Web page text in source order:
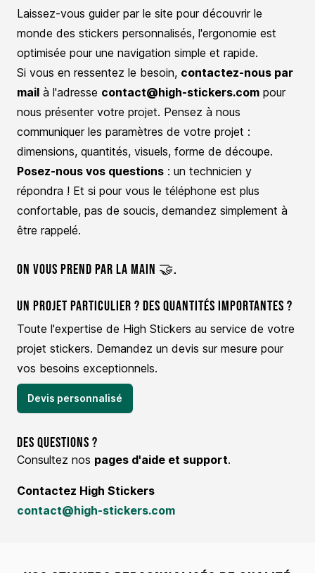
Laissez-vous guider par le site pour découvrir le
monde des stickers personnalisés, l'ergonomie est
optimisée pour une navigation simple et rapide.
Si vous en ressentez le besoin, contactez-nous par
mail à l'adresse contact@high-stickers.com pour
nous présenter votre projet. Pensez à nous
communiquer les paramètres de votre projet :
dimensions, quantités, visuels, forme de découpe.
Posez-nous vos questions : un technicien y
répondra ! Et si pour vous le téléphone est plus
confortable, pas de soucis, demandez simplement à
être rappelé.
On vous prend par la main 🤝.
Un projet particulier ? Des quantités importantes ?
Toute l'expertise de High Stickers au service de votre
projet stickers. Demandez un devis sur mesure pour
vos besoins exceptionnels.
Devis personnalisé
Des questions ?
Consultez nos pages d'aide et support.
Contactez High Stickers
contact@high-stickers.com